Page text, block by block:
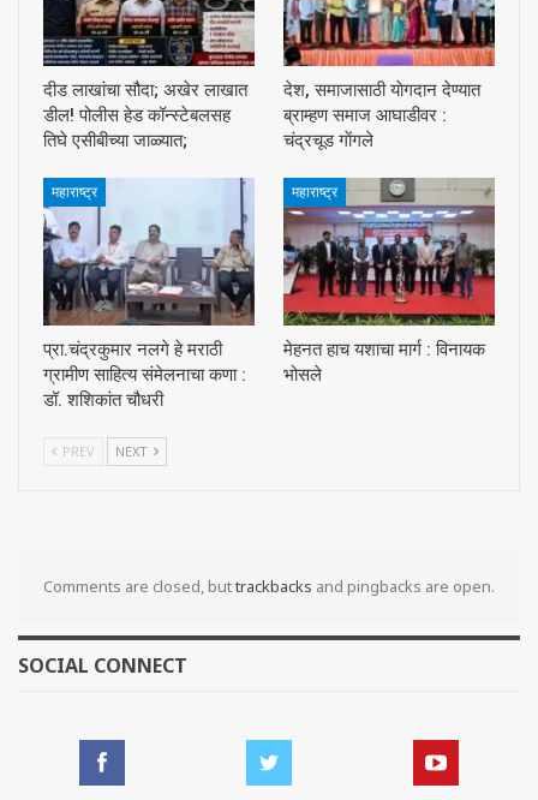
दीड लाखांचा सौदा; अखेर लाखात
डील! पोलीस हेड कॉन्स्टेबलसह
तिघे एसीबीच्या जाळ्यात;
देश, समाजासाठी याेगदान देण्यात
ब्राम्हण समाज आघाडीवर :
चंद्रचूड गाेंगले
महाराष्ट्र
प्रा.चंद्रकुमार नलगे हे मराठी
ग्रामीण साहित्य संमेलनाचा कणा :
डॉ. शशिकांत चौधरी
महाराष्ट्र
मेहनत हाच यशाचा मार्ग : विनायक
भोसले
PREV NEXT
Comments are closed, buttrackbacks and pingbacks are open.
SOCIAL CONNECT